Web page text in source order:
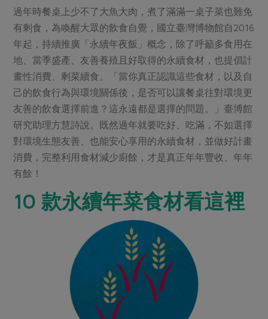
調味醬料/南北貨 烘焙
休閒零嘴 沖泡飲品
居家好物
美妝保養 個人清潔
家庭清潔 織品
日用品
防災用品
優惠專區
素食專區
樂齡友善
醬料
湯品．鍋物
漬物
涼拌沙拉
飲品
主題食譜
異國料理
養身食補
高麗菜海鮮煎餅
更多當季產品
議題活動
主婦聯盟X樂齡網特約優惠案
30%rPET紅烏龍茶
2024農業發展計畫年度報告
更多議題活動
把最好的台灣味帶回家！
減硝酸鹽 惜食
非基改運動 支持本土農糧
廢核運動 能源議題
減添加物 減塑減廢
公益金 食農教育
更多議題
生活者e週報
綠主張月刊
典藏閱覽室
檢驗報告
硝酸鹽檢驗
合作社法規
社務專區
最新消息
媒體報導
地區活動
過年時餐桌上少不了大魚大肉，煮了滿滿一桌子菜也難免
有剩食，為喚醒大眾的飲食自覺，國立臺灣博物館自2016
年起，持續推廣「永續年夜飯」概念，除了呼籲多食用在
地、當季盛產、友善養殖且好取得的永續食材，也提倡計
畫性消費、剩菜續食。「當你真正認識這些食材，以及自
己的飲食行為與環境關係後，是否可以讓餐桌往對環境更
友善的飲食選擇前進？這永遠都是選擇的問題。」臺博館
研究助理方慧詩說。既然過年就要吃好、吃滿，不如選擇
對環境生態友善、也能安心享用的永續食材，並做好計畫
消費，完整利用食材減少廚餘，才是真正年年豐收、年年
有餘！
10 款永續年菜食材看這裡